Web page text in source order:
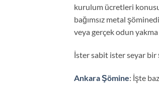
kurulum ücretleri
bağımsız metal
veya gerçek odun
İster sabit ister seyar bir
Ankara Şömine: İşte